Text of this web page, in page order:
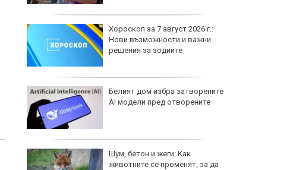
Хороскоп за 7 август 2026 г.:
Нови възможности и важни
решения за зодиите
Белият дом избра затворените
AI модели пред отворените
Шум, бетон и жеги: Как
животните се променят, за да